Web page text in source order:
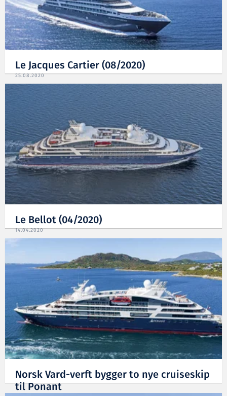
Le Jacques Cartier (08/2020)
25.08.2020
Le Bellot (04/2020)
14.04.2020
Norsk Vard-verft bygger to nye cruiseskip
til Ponant